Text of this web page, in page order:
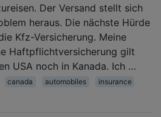
Der Versand stellt sich
heraus. Die nächste Hürde
Kfz-Versicherung. Meine
Haftpflichtversicherung gilt
USA noch in Kanada. Ich …
canada automobiles
insurance